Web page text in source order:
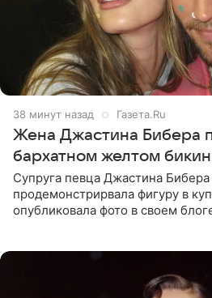
38 минут назад Газета.Ru
Жена Джастина Бибера
бархатном желтом
Супруга певца Джастина
продемонстрирвала фигуру в
опубликовала фото в своем